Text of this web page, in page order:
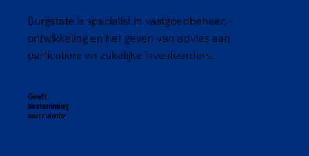
Burgstate is specialist in vastgoedbeheer, -
ontwikkeling en het geven van advies aan
particuliere en zakelijke investeerders.
Geeft
bestemming
aan ruimte.